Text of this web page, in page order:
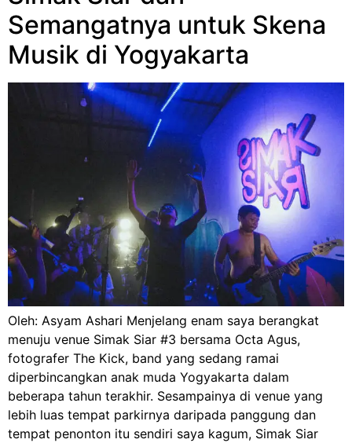
Semangatnya untuk Skena
Musik di Yogyakarta
Oleh: Asyam Ashari Menjelang enam saya berangkat
menuju venue Simak Siar #3 bersama Octa Agus,
fotografer The Kick, band yang sedang ramai
diperbincangkan anak muda Yogyakarta dalam
beberapa tahun terakhir. Sesampainya di venue yang
lebih luas tempat parkirnya daripada panggung dan
tempat penonton itu sendiri saya kagum, Simak Siar